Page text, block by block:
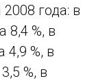
года: в
8,4 %, в
4,9 %, в
%, в